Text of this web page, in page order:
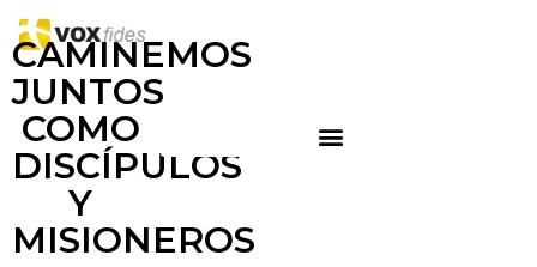
CAMINEMOS
JUNTOS
COMO
DISCÍPULOS
Y
MISIONEROS